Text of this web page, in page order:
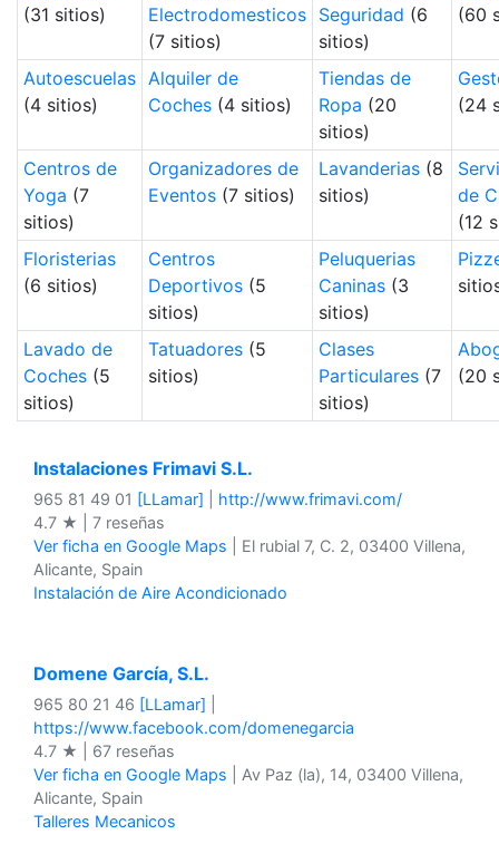
(31 sitios)
Electrodomesticos
(7 sitios)
Seguridad (6
sitios)
(60
Autoescuelas
(4 sitios)
Alquiler de
Coches(4 sitios)
Tiendas de
Ropa (20
sitios)
(24
Centros de
Yoga (7
sitios)
Organizadores de
Eventos(7 sitios)
Lavanderias(8
sitios)
de
(12
Floristerias
(6 sitios)
Centros
Deportivos(5
sitios)
Peluquerias
Caninas(3
sitios)
Lavado de
Coches(5
sitios)
Tatuadores(5
sitios)
Clases
Particulares(7
sitios)
(20
Instalaciones Frimavi S.L.
965 81 49 01 [LLamar]
http://www.frimavi.com/
4.7 ★ | 7 reseñas
Ver ficha en Google Maps | El rubial 7, C. 2, 03400 Villena,
Alicante, Spain
Instalación de Aire Acondicionado
Domene García, S.L.
965 80 21 46 [LLamar]
https://www.facebook.com/domenegarcia
4.7 ★ | 67 reseñas
Ver ficha en Google Maps | Av Paz (la), 14, 03400 Villena,
Alicante, Spain
Talleres Mecanicos